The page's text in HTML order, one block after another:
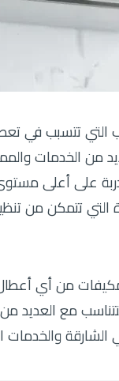
التي تتسبب في
من الخدمات
على أعلى
التي تتمكن
من أي أعطال
مع العديد
والخدمات